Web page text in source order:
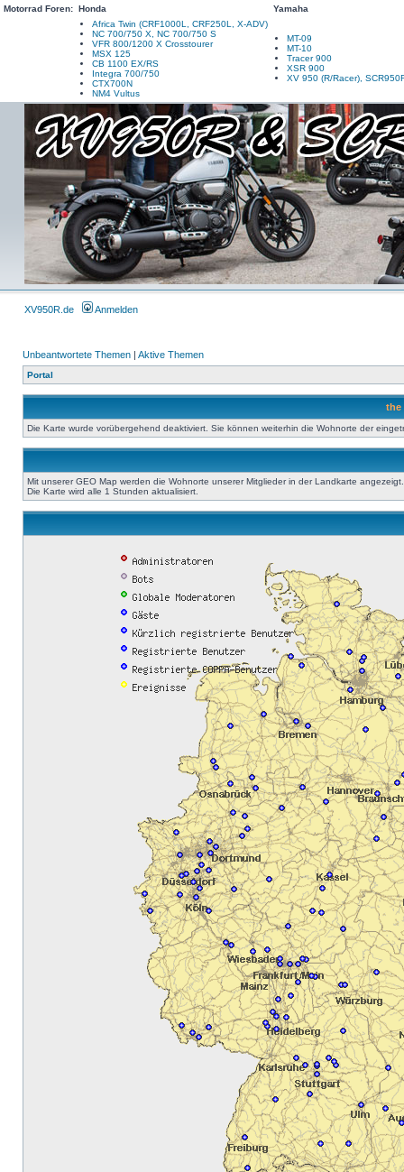
Motorrad Foren: Honda
Yamaha
Africa Twin (CRF1000L, CRF250L, X-ADV)
NC 700/750 X, NC 700/750 S
VFR 800/1200 X Crosstourer
MSX 125
CB 1100 EX/RS
Integra 700/750
CTX700N
NM4 Vultus
MT-09
MT-10
Tracer 900
XSR 900
XV 950 (R/Racer),
XV950R.de Anmelden
Unbeantwortete Themen | Aktive Themen
Portal
the
Die Karte wurde vorübergehend deaktiviert. Sie können weiterhin die Wohnorte der
Mit unserer GEO Map werden die Wohnorte unserer Mitglieder in der Landkarte
Die Karte wird alle 1 Stunden aktualisiert.